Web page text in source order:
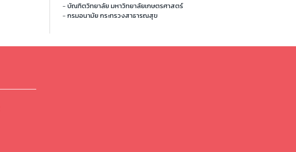
- บัณฑิตวิทยาลัย มหาวิทยาลัยเกษตรศาสตร์
- กรมอนามัย กระทรวงสาธารณสุข